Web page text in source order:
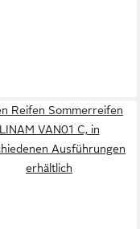
Reifen Sommerreifen
LINAM VAN01 C, in
Ausführungen
erhältlich